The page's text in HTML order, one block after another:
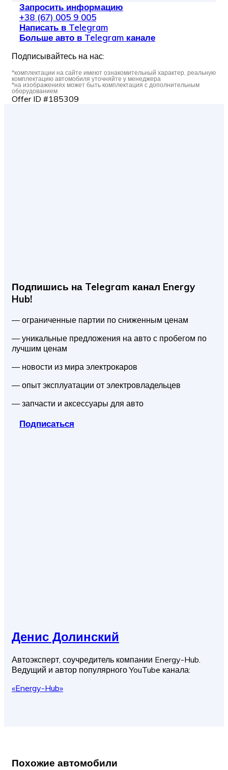
Запросить информацию
+38 (67) 005 9 005
Написать в Telegram
Больше авто в Telegram канале
Подписывайтесь на нас:
*комплектации на сайте имеют ознакомительный характер, реальную
комплектацию автомобиля уточняйте у менеджера
*на изображениях может быть комплектация с дополнительным
оборудованием
Offer ID #185309
Подпишись на Telegram канал Energy
Hub!
— ограниченные партии по сниженным ценам
— уникальные предложения на авто с пробегом по
лучшим ценам
— новости из мира электрокаров
— опыт эксплуатации от электровладельцев
— запчасти и аксессуары для авто
Подписаться
Денис Долинский
Автоэксперт, соучредитель компании Energy-Hub.
Ведущий и автор популярного YouTube канала:
«Energy-Hub»
Похожие автомобили